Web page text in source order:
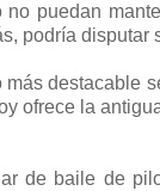
puedan
podría
destacable
ofrece la
de baile de